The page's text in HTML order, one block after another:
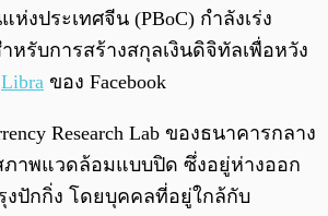
0:00/ 0:00
งประเทศจีน (PBoC) กำลังเร่ง
หรับการสร้างสกุลเงินดิจิทัลเพื่อหวัง
Libra ของ Facebook
Research Lab ของธนาคารกลาง
าพแวดล้อมแบบปิด ซึ่งอยู่ห่างออก
งปักกิ่ง โดยบุคคลที่อยู่ใกล้กับ